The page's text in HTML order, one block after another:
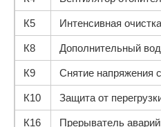
К5 Интенсивная
К8 Дополнительный
К9 Снятие напряжения
К10 Защита от
К16 Прерыватель